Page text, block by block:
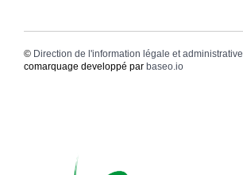
© Direction de l'information légale et administrative
comarquage developpé par baseo.io